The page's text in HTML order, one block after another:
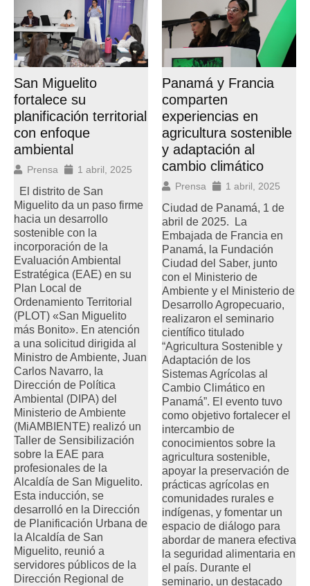
San Miguelito
fortalece su
planificación territorial
con enfoque
ambiental
Prensa 1 abril, 2025
El distrito de San
Miguelito da un paso firme
hacia un desarrollo
sostenible con la
incorporación de la
Evaluación Ambiental
Estratégica (EAE) en su
Plan Local de
Ordenamiento Territorial
(PLOT) «San Miguelito
más Bonito». En atención
a una solicitud dirigida al
Ministro de Ambiente, Juan
Carlos Navarro, la
Dirección de Política
Ambiental (DIPA) del
Ministerio de Ambiente
(MiAMBIENTE) realizó un
Taller de Sensibilización
sobre la EAE para
profesionales de la
Alcaldía de San Miguelito.
Esta inducción, se
desarrolló en la Dirección
de Planificación Urbana de
la Alcaldía de San
Miguelito, reunió a
servidores públicos de la
Dirección Regional de
Panamá y Francia
comparten
experiencias en
agricultura sostenible
y adaptación al
cambio climático
Prensa 1 abril, 2025
Ciudad de Panamá, 1 de
abril de 2025. La
Embajada de Francia en
Panamá, la Fundación
Ciudad del Saber, junto
con el Ministerio de
Ambiente y el Ministerio de
Desarrollo Agropecuario,
realizaron el seminario
científico titulado
“Agricultura Sostenible y
Adaptación de los
Sistemas Agrícolas al
Cambio Climático en
Panamá”. El evento tuvo
como objetivo fortalecer el
intercambio de
conocimientos sobre la
agricultura sostenible,
apoyar la preservación de
prácticas agrícolas en
comunidades rurales e
indígenas, y fomentar un
espacio de diálogo para
abordar de manera efectiva
la seguridad alimentaria en
el país. Durante el
seminario, un destacado